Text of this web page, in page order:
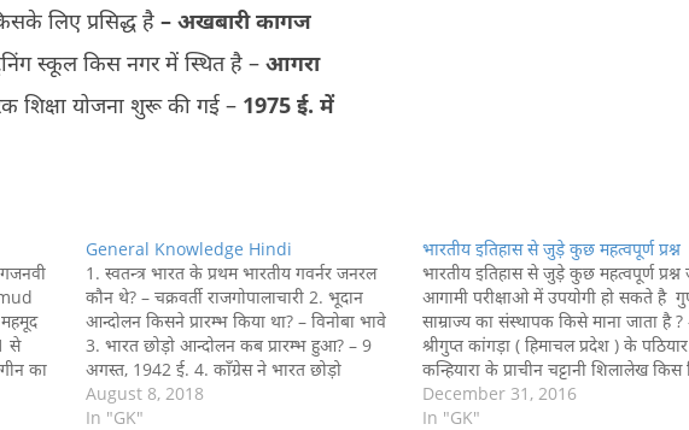
लिए प्रसिद्ध है – अखबारी कागज
ट्रेनिंग स्कूल किस नगर में स्थित है – आगरा
शिक्षा योजना शुरू की गई – 1975 ई. में
महमूद
से
का
General Knowledge Hindi
1. स्वतन्त्र भारत के प्रथम भारतीय गवर्नर जनरल
कौन थे? – चक्रवर्ती राजगोपालाचारी 2. भूदान
आन्दोलन किसने प्रारम्भ किया था? – विनोबा भावे
3. भारत छोड़ो आन्दोलन कब प्रारम्भ हुआ? – 9
अगस्त, 1942 ई. 4. काँग्रेस ने भारत छोड़ो
आन्दोलन का प्रस्ताव किस वर्ष में पारित किया? –
1942…
August 8, 2018
In "GK"
भारतीय इतिहास से जुड़े कुछ महत्वपूर्ण प्रश्न
भारतीय इतिहास से जुड़े कुछ महत्वपूर्ण प्रश्न
आगामी परीक्षाओ में उपयोगी हो सकते है
साम्राज्य का संस्थापक किसे माना जाता है ?
श्रीगुप्त कांगड़ा ( हिमाचल प्रदेश ) के
कन्हियारा के प्राचीन चट्टानी शिलालेख किस
है ? – ब्राह्मी और खरोष्ठी उस पुरास्थल…
December 31, 2016
In "GK"